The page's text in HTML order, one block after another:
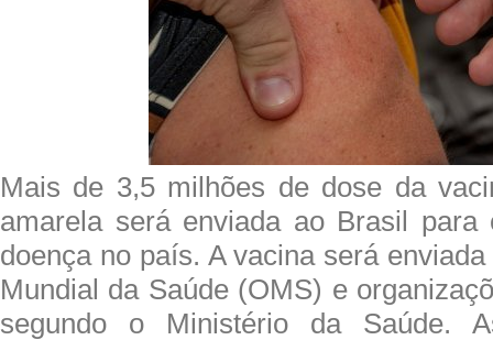
Mais de 3,5 milhões de dose da
amarela será enviada ao Brasil
doença no país. A vacina será
Mundial da Saúde (OMS) e
segundo o Ministério da Saúde.